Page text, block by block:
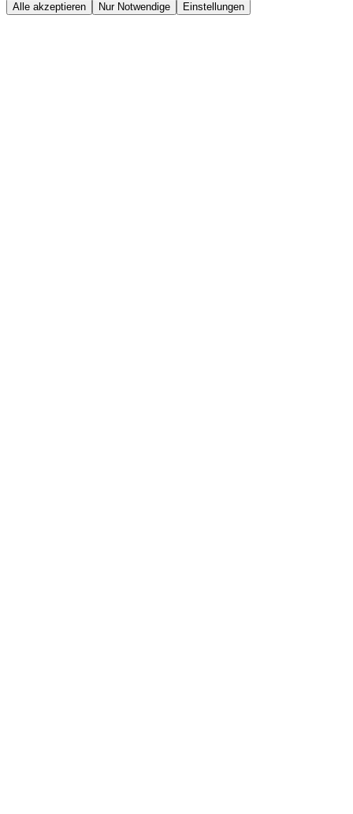
Alle akzeptieren Nur Notwendige Einstellungen